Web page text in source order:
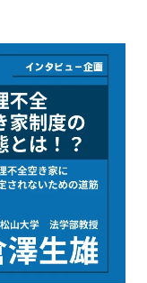
介
要・沿革
ナビリティ